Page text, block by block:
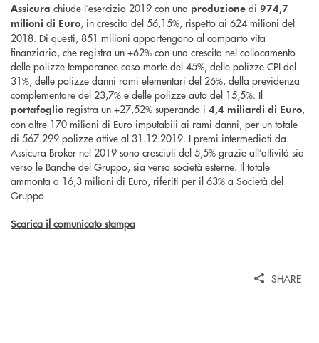
Assicura chiude l’esercizio 2019 con una produzione di 974,7
milioni di Euro, in crescita del 56,15%, rispetto ai 624 milioni del
2018. Di questi, 851 milioni appartengono al comparto vita
finanziario, che registra un +62% con una crescita nel collocamento
delle polizze temporanee caso morte del 45%, delle polizze CPI del
31%, delle polizze danni rami elementari del 26%, della previdenza
complementare del 23,7% e delle polizze auto del 15,5%. Il
portafoglio registra un +27,52% superando i 4,4 miliardi di Euro,
con oltre 170 milioni di Euro imputabili ai rami danni, per un totale
di 567.299 polizze attive al 31.12.2019. I premi intermediati da
Assicura Broker nel 2019 sono cresciuti del 5,5% grazie all’attività sia
verso le Banche del Gruppo, sia verso società esterne. Il totale
ammonta a 16,3 milioni di Euro, riferiti per il 63% a Società del
Gruppo
Scarica il comunicato stampa
SHARE